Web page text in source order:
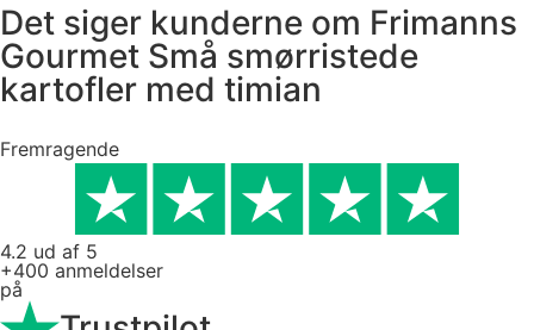
Det siger kunderne om Frimanns
Gourmet Små smørristede
kartofler med timian
Fremragende
4.2 ud af 5
+400 anmeldelser
på